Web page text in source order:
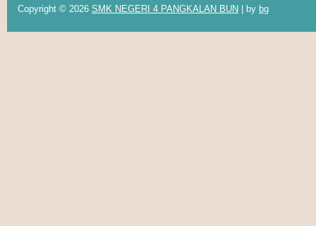
Copyright © 2026 SMK NEGERI 4 PANGKALAN BUN | by bg